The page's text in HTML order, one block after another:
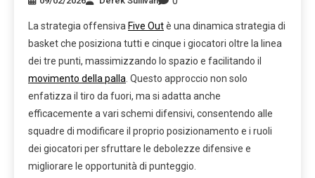
La strategia offensiva Five Outè una dinamica strategia di
basket che posiziona tutti e cinque i giocatori oltre la linea
dei tre punti, massimizzando lo spazio e facilitando il
movimento della palla . Questo approccio non solo
enfatizza il tiro da fuori, ma si adatta anche
efficacemente a vari schemi difensivi, consentendo alle
squadre di modificare il proprio posizionamento e i ruoli
dei giocatori per sfruttare le debolezze difensive e
migliorare le opportunità di punteggio.